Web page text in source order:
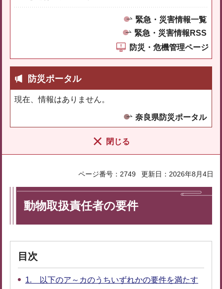
緊急・災害情報一覧
緊急・災害情報RSS
防災・危機管理ページ
防災ポータル
現在、情報はありません。
奈良県防災ポータル
閉じる
ページ番号：2749 更新日：2026年8月4日
動物取扱責任者の要件
目次
1. 以下のア～カのうちいずれかの要件を満たす